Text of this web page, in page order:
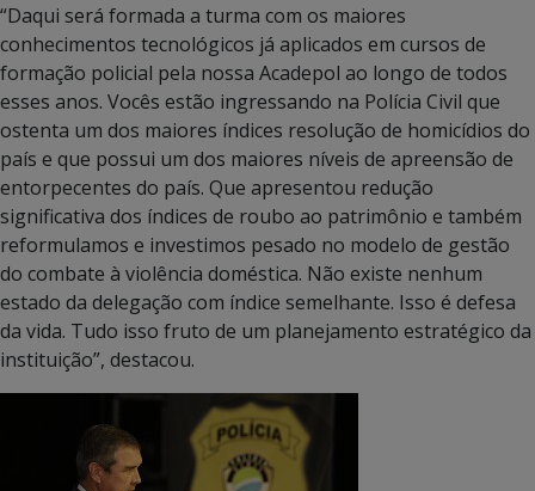
“Daqui será formada a turma com os maiores
conhecimentos tecnológicos já aplicados em cursos de
formação policial pela nossa Acadepol ao longo de todos
esses anos. Vocês estão ingressando na Polícia Civil que
ostenta um dos maiores índices resolução de homicídios do
país e que possui um dos maiores níveis de apreensão de
entorpecentes do país. Que apresentou redução
significativa dos índices de roubo ao patrimônio e também
reformulamos e investimos pesado no modelo de gestão
do combate à violência doméstica. Não existe nenhum
estado da delegação com índice semelhante. Isso é defesa
da vida. Tudo isso fruto de um planejamento estratégico da
instituição”, destacou.